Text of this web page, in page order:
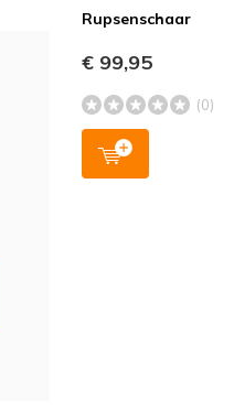
Rupsenschaar
€ 99,95
(0)